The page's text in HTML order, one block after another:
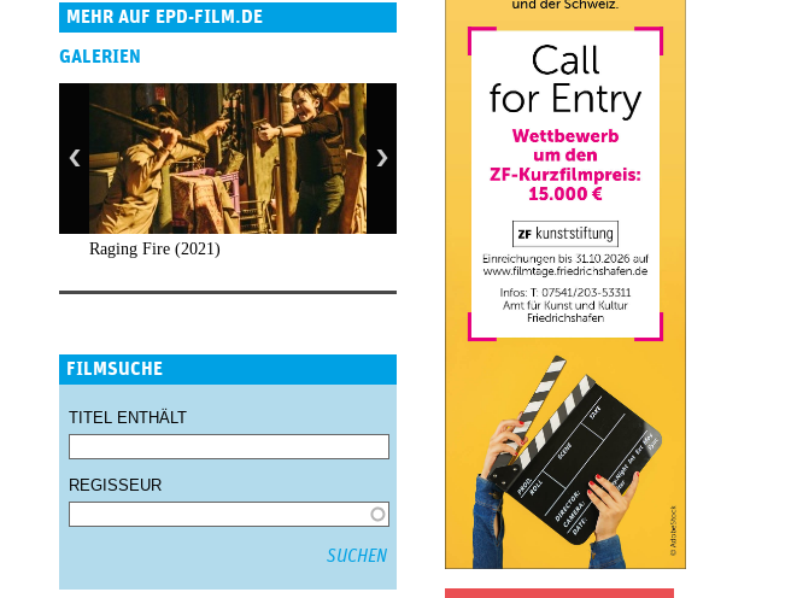
MEHR AUF EPD-FILM.DE
GALERIEN
Raging Fire (2021)
FILMSUCHE
TITEL ENTHÄLT
REGISSEUR